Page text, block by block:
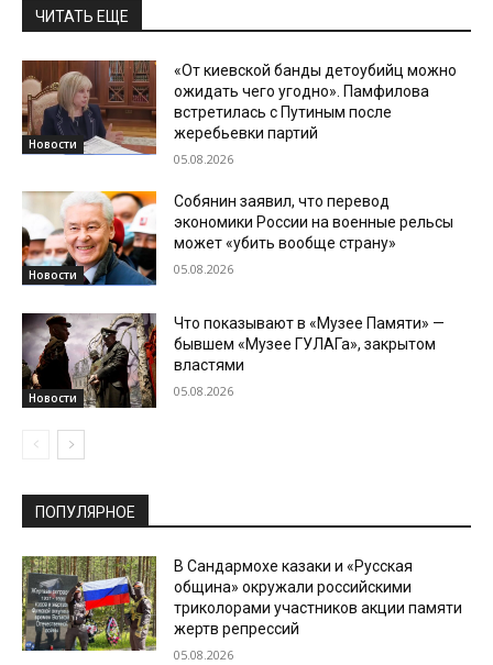
ЧИТАТЬ ЕЩЕ
Новости
«От киевской банды детоубийц можно
ожидать чего угодно». Памфилова
встретилась с Путиным после
жеребьевки партий
05.08.2026
Новости
Собянин заявил, что перевод
экономики России на военные рельсы
может «убить вообще страну»
05.08.2026
Новости
Что показывают в «Музее Памяти» —
бывшем «Музее ГУЛАГа», закрытом
властями
05.08.2026
ПОПУЛЯРНОЕ
В Сандармохе казаки и «Русская
община» окружали российскими
триколорами участников акции памяти
жертв репрессий
05.08.2026